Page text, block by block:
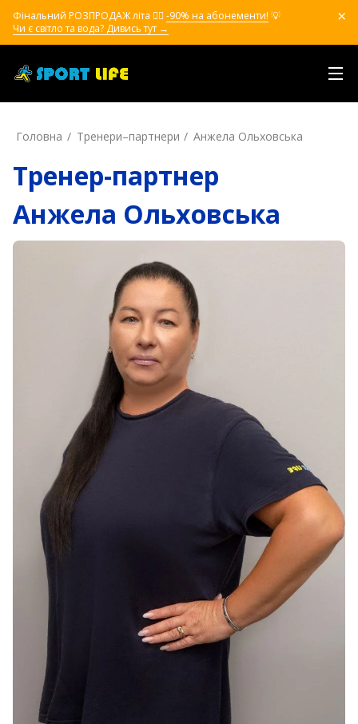
Фінальний РОЗПРОДАЖ літа ❤️‍🔥 -90% на абонементи! 💡
Чи є світло та вода? Дивись тут →
Головна Тренери–партнери Анжела Ольховська
Тренер-партнер
Анжела Ольховська